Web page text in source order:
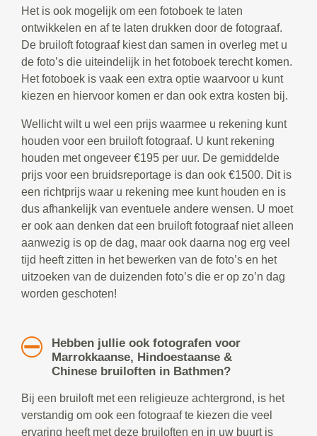
Het is ook mogelijk om een fotoboek te laten
ontwikkelen en af te laten drukken door de fotograaf.
De bruiloft fotograaf kiest dan samen in overleg met u
de foto’s die uiteindelijk in het fotoboek terecht komen.
Het fotoboek is vaak een extra optie waarvoor u kunt
kiezen en hiervoor komen er dan ook extra kosten bij.
Wellicht wilt u wel een prijs waarmee u rekening kunt
houden voor een bruiloft fotograaf. U kunt rekening
houden met ongeveer €195 per uur. De gemiddelde
prijs voor een bruidsreportage is dan ook €1500. Dit is
een richtprijs waar u rekening mee kunt houden en is
dus afhankelijk van eventuele andere wensen. U moet
er ook aan denken dat een bruiloft fotograaf niet alleen
aanwezig is op de dag, maar ook daarna nog erg veel
tijd heeft zitten in het bewerken van de foto’s en het
uitzoeken van de duizenden foto’s die er op zo’n dag
worden geschoten!
Hebben jullie ook fotografen voor
Marrokkaanse, Hindoestaanse &
Chinese bruiloften in Bathmen?
Bij een bruiloft met een religieuze achtergrond, is het
verstandig om ook een fotograaf te kiezen die veel
ervaring heeft met deze bruiloften en in uw buurt is